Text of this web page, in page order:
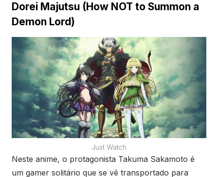
Dorei Majutsu (How NOT to Summon a
Demon Lord)
Just Watch
Neste anime, o protagonista Takuma Sakamoto é
um gamer solitário que se vê transportado para